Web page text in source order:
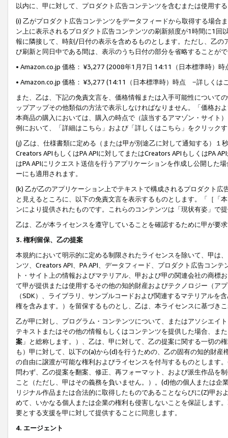
以内に、甲に対して、プロダクト広告コンテンツを含むまたは使用す
(i) 乙がプロダクト広告コンテンツをデータフィードから取得する場合
ン上に表示されるプロダクト広告コンテンツの刷新頻度が1時間に1
報に隣接して、時刻/日付の表示を含めるものとします。ただし、乙
び刷新と同日中である間は、表示のうち日付の部分を省略することが
• Amazon.co.jp 価格： ¥3,277 (2008年1月7日 14:11（日本標準時）
• Amazon.co.jp 価格： ¥3,277 (14:11（日本標準時）時点 −詳しくは
また、乙は、下記の免責文言を、価格情報または入手可能性について
ップアップその他類似の方法で表示しなければなりません。「価格
本商品の購入においては、購入の時点で（該当するアマゾン・サイト
例において、「詳細はこちら」および「詳しくはこちら」をクリック
(j) 乙は、仕様書類に定める（または甲が別途乙に対して通知する）
Creators APIもしくはPA APIに対してまたはCreators APIもしくはPA
はPA APIにリクエスト送信を行うアプリケーションを作成し公開した
ーにも適用されます。
(k) 乙が乙のアプリケーション上でテキストで構成されるプロダクト
と見えるところに、以下の免責文言を表示するものとします。「［「
ンにより提供されたものです。これらのコンテンツは「現状有姿」で
乙は、乙が本ライセンスを遵守していることを確認するために甲が要
3. 権利留保、乙の提案
本規約において明示的に定める制限されたライセンスを除いて、甲は
ンツ、Creators API、PA API、データフィード、プロダクト広告コン
ト・サイト上の情報およびマテリアル、甲および甲の関連会社の商
て甲が提供または使用するその他の知的財産およびテクノロジー（ア
（SDK）、ライブラリ、サンプルコードおよび関連するマテリアル
権を含みます。）を留保するものとし、乙は、本ライセンスに基づき
乙が甲に対し、プログラム・コンテンツについて、またはアソシエイ
テキストまたはその他の情報もしくはコンテンツを提供した場合、ま
案 」と総称します。）、乙は、甲に対して、乙の提案に関する一切
も）甲に対して、以下の(a)から(d)を行うための、乙の固有の知的財
の自由に譲渡が可能な権利およびライセンスを付与するものとします
問わず、乙の提案を翻案、修正、再フォーマット、および派生作品を
こと（ただし、甲はその義務を負いません。）。(d)他の個人または
リジナル作品または合法的に取得したものであることならびに(Z)甲
めて、いかなる個人または企業の権利も侵害しないことを保証します
要とする支援を甲に対して提供することに同意します。
4. エージェント